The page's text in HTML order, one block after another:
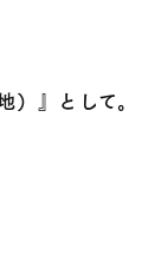
』として。